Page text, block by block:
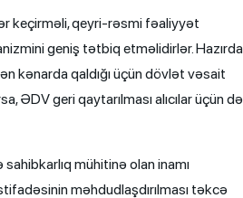
keçirməli, qeyri-rəsmi fəaliyyət
geniş tətbiq etməlidirlər. Hazırda
kənarda qaldığı üçün dövlət vəsait
ƏDV geri qaytarılması alıcılar üçün də
mühitinə olan inamı
məhdudlaşdırılması təkcə